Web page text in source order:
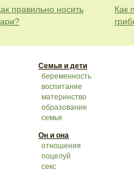
правильно носить
Как
Семья и дети
беременность
воспитание
материнство
образование
семья
Он и она
отношения
поцелуй
секс